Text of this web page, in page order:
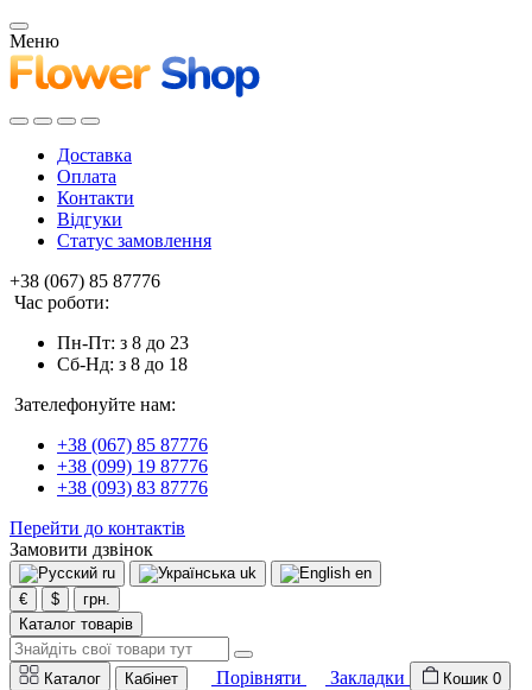
Меню
Доставка
Оплата
Контакти
Відгуки
Статус замовлення
+38 (067) 85 87776
Час роботи:
Пн-Пт: з 8 до 23
Сб-Нд: з 8 до 18
Зателефонуйте нам:
+38 (067) 85 87776
+38 (099) 19 87776
+38 (093) 83 87776
Перейти до контактів
Замовити дзвінок
ru uk
en
€
$
грн.
Каталог товарів
Каталог Кабінет Порівняти Закладки Кошик 0